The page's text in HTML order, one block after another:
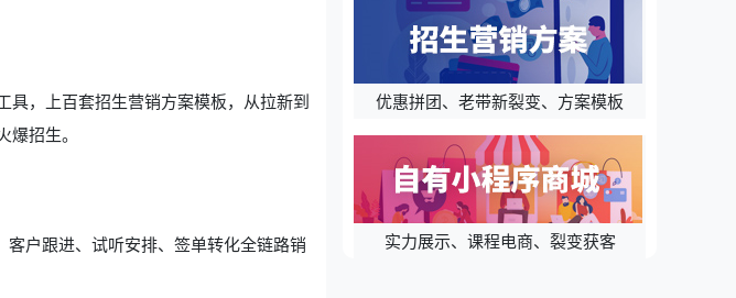
具，上百套招生营销方案模板，从拉新到
招生。
户跟进、试听安排、签单转化全链路销
优惠拼团、老带新裂变、方案模板
实力展示、课程电商、裂变获客